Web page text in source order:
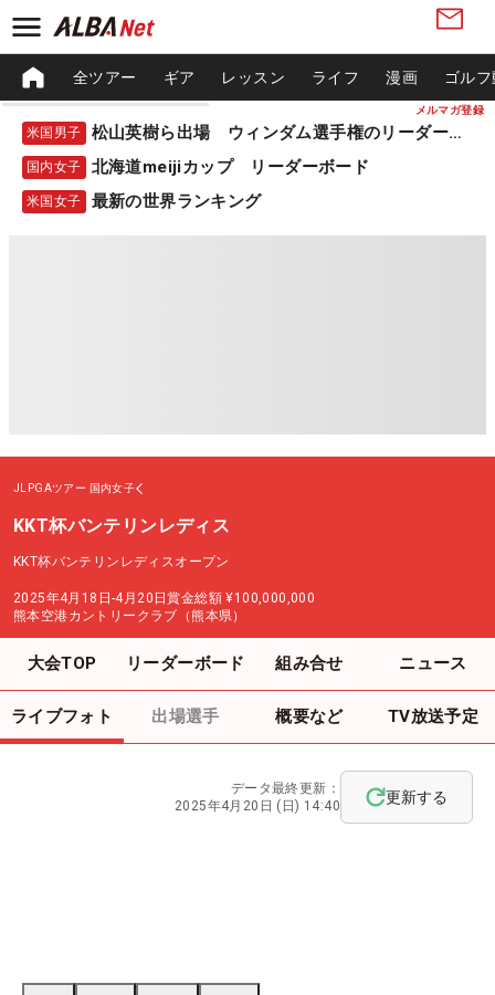
メルマガ登録
全ツアー ギア レッスン ライフ 漫画 ゴル
米国男子 松山英樹ら出場 ウィンダム選手権のリーダーボード
国内女子 北海道meijiカップ リーダーボード
米国女子 最新の世界ランキング
JLPGAツアー 国内女子
KKT杯バンテリンレディス
KKT杯バンテリンレディスオープン
2025年4月18日-4月20日賞金総額 ¥100,000,000
熊本空港カントリークラブ（熊本県）
大会TOP リーダーボード 組み合せ ニュース
ライブフォト 出場選手 概要など TV放送予定
データ最終更新：
2025年4月20日 (日) 14:40
更新する